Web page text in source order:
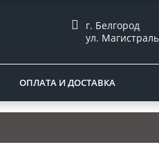
г. Белгород
ул.
ОПЛАТА И ДОСТАВКА